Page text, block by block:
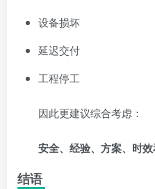
设备损坏
延迟交付
工程停工
因此更建议综合考虑：
安全、经验、方案、时效
结语